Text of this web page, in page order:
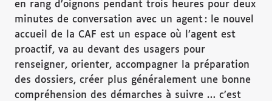
en rang d’oignons pendant trois heures pour deux
minutes de conversation avec un agent : le nouvel
accueil de la CAF est un espace où l’agent est
proactif, va au devant des usagers pour
renseigner, orienter, accompagner la préparation
des dossiers, créer plus généralement une bonne
compréhension des démarches à suivre … c’est